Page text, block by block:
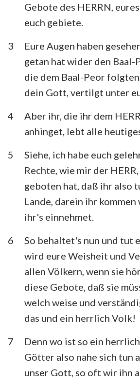
Obadja
Micha Nahum
Habakuk
Sacharja
Gebote des HERRN,
euch gebiete.
3
Eure Augen haben
getan hat wider den Baal-
die dem Baal-Peor
dein Gott, vertilgt unter
4
Aber ihr, die ihr dem
anhinget, lebt alle
5
Siehe, ich habe euch
Rechte, wie mir der
geboten hat, daß ihr also
Lande, darein ihr
ihr's einnehmet.
6
So behaltet's nun und tut
wird eure Weisheit und
allen Völkern, wenn sie
diese Gebote, daß sie
welch weise und
das und ein herrlich Volk!
7
Denn wo ist so ein
Götter also nahe sich tun
unser Gott, so oft wir ihn